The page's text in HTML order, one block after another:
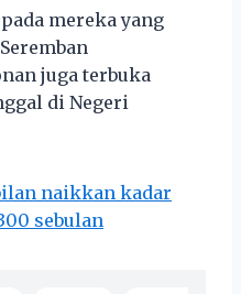
mereka yang
juga terbuka
di Negeri
naikkan kadar
sebulan